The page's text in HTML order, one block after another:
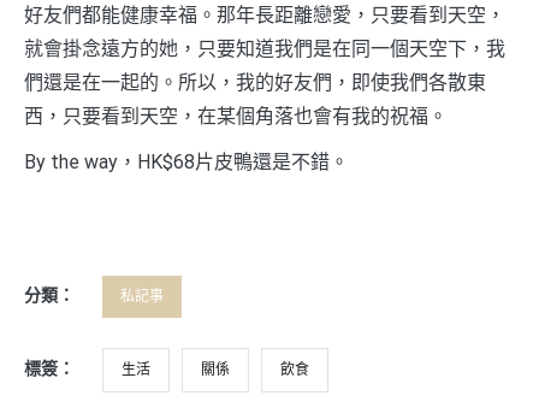
好友們都能健康幸福。那年長距離戀愛，只要看到天空，
就會掛念遠方的她，只要知道我們是在同一個天空下，我
們還是在一起的。所以，我的好友們，即使我們各散東
西，只要看到天空，在某個角落也會有我的祝福。
By the way，HK$68片皮鴨還是不錯。
分類： 私記事
標簽： 生活 關係 飲食